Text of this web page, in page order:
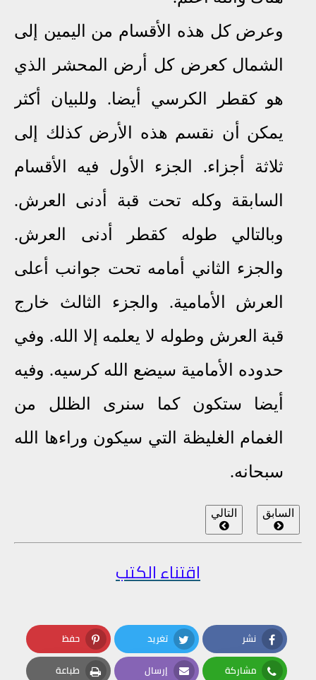
وعرض كل هذه الأقسام من اليمين إلى
الشمال كعرض كل أرض المحشر الذي
هو كقطر الكرسي أيضا. وللبيان أكثر
يمكن أن نقسم هذه الأرض كذلك إلى
ثلاثة أجزاء. الجزء الأول فيه الأقسام
السابقة وكله تحت قبة أدنى العرش.
وبالتالي طوله كقطر أدنى العرش.
والجزء الثاني أمامه تحت جوانب أعلى
العرش الأمامية. والجزء الثالث خارج
قبة العرش وطوله لا يعلمه إلا الله. وفي
حدوده الأمامية سيضع الله كرسيه. وفيه
أيضا ستكون كما سنرى الظلل من
الغمام الغليظة التي سيكون وراءها الله
سبحانه.
السابق التالي
اقتناء الكتب
نشر
Facebook
تغريد
Twitter
حفظ
Pinterest
مشاركة إرسال طباعة